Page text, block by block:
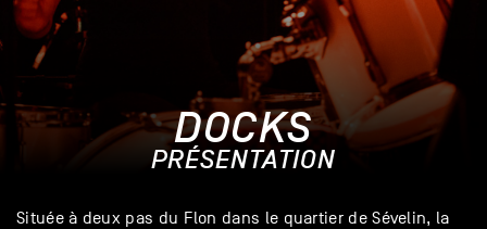
DOCKS
PRÉSENTATION
Située à deux pas du Flon dans le quartier de Sévelin, la